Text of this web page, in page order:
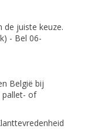
de juiste keuze.
- Bel 06-
België bij
pallet- of